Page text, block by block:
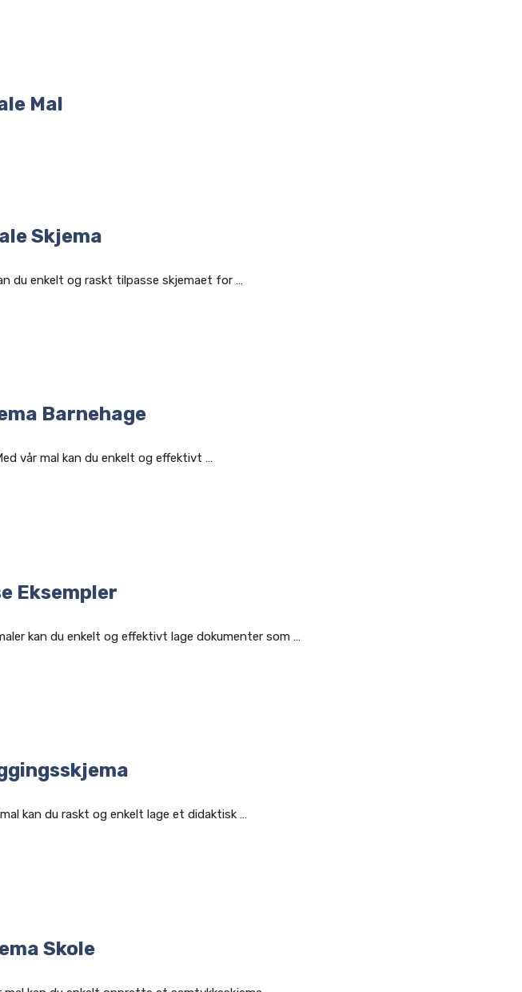
Mal
Skjema
du enkelt og raskt tilpasse skjemaet for …
Barnehage
vår mal kan du enkelt og effektivt …
Eksempler
kan du enkelt og effektivt lage dokumenter som …
kan du raskt og enkelt lage et didaktisk …
Skole